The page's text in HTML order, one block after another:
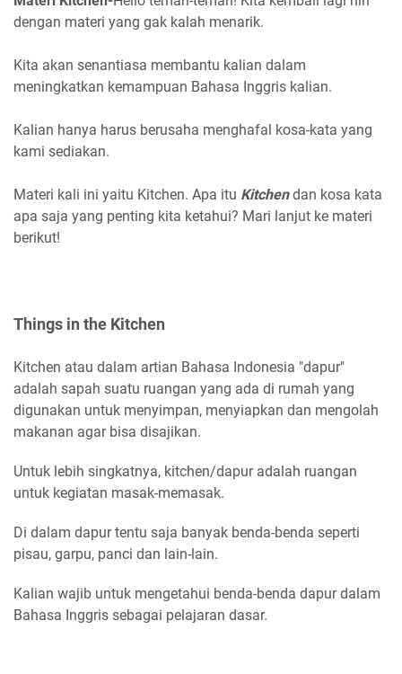
dengan materi yang gak kalah menarik.
Kita akan senantiasa membantu kalian dalam
meningkatkan kemampuan Bahasa Inggris kalian.
Kalian hanya harus berusaha menghafal kosa-kata yang
kami sediakan.
Materi kali ini yaitu Kitchen. Apa itu Kitchendan kosa kata
apa saja yang penting kita ketahui? Mari lanjut ke materi
berikut!
Things in the Kitchen
Kitchen atau dalam artian Bahasa Indonesia "dapur"
adalah sapah suatu ruangan yang ada di rumah yang
digunakan untuk menyimpan, menyiapkan dan mengolah
makanan agar bisa disajikan.
Untuk lebih singkatnya, kitchen/dapur adalah ruangan
untuk kegiatan masak-memasak.
Di dalam dapur tentu saja banyak benda-benda seperti
pisau, garpu, panci dan lain-lain.
Kalian wajib untuk mengetahui benda-benda dapur dalam
Bahasa Inggris sebagai pelajaran dasar.